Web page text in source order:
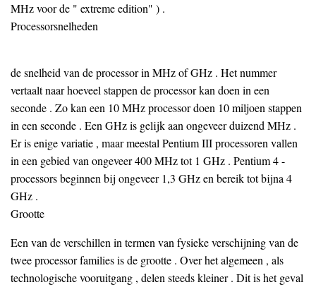
MHz voor de " extreme edition" ) .
Processorsnelheden
de snelheid van de processor in MHz of GHz . Het nummer
vertaalt naar hoeveel stappen de processor kan doen in een
seconde . Zo kan een 10 MHz processor doen 10 miljoen stappen
in een seconde . Een GHz is gelijk aan ongeveer duizend MHz .
Er is enige variatie , maar meestal Pentium III processoren vallen
in een gebied van ongeveer 400 MHz tot 1 GHz . Pentium 4 -
processors beginnen bij ongeveer 1,3 GHz en bereik tot bijna 4
GHz .
Grootte
Een van de verschillen in termen van fysieke verschijning van de
twee processor families is de grootte . Over het algemeen , als
technologische vooruitgang , delen steeds kleiner . Dit is het geval